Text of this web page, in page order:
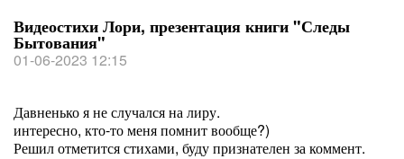
Видеостихи Лори, презентация книги "Следы
Бытования"
01-06-2023 12:15
Давненько я не случался на лиру.
интересно, кто-то меня помнит вообще?)
Решил отметится стихами, буду признателен за коммент.